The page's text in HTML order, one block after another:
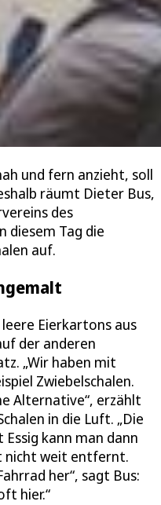
und fern anzieht, soll
räumt Dieter Bus,
des
diesem Tag die
auf.
Eierkartons aus
der anderen
„Wir haben mit
Zwiebelschalen.
Alternative“, erzählt
in die Luft. „Die
kann man dann
nicht weit entfernt.
her“, sagt Bus:
hier.“